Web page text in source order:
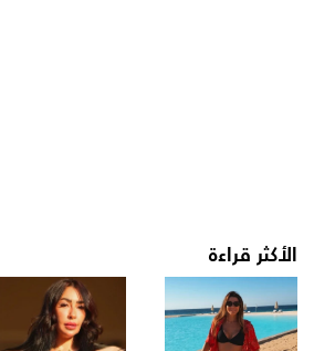
الأكثر قراءة